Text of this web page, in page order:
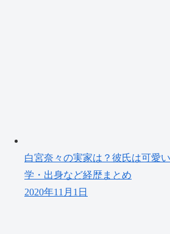
白宮奈々の実家は？彼氏は可愛
学・出身など経歴まとめ
2020年11月1日